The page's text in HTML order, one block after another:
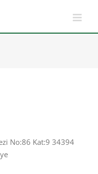
No:86 Kat:9 34394